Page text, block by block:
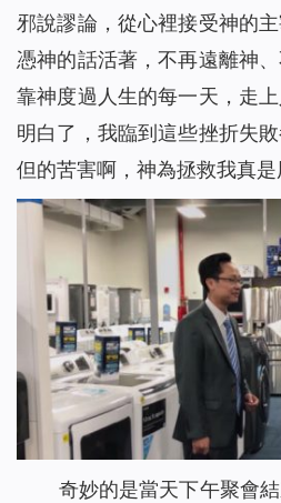
邪說謬論，從心裡接受神的
憑神的話活著，不再遠離神
靠神度過人生的每一天，走
明白了，我臨到這些挫折失
但的苦害啊，神為拯救我真是
奇妙的是當天下午聚會